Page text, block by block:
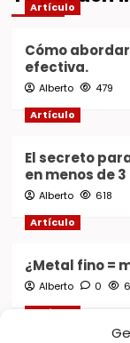
Artículo
Cómo
efectiva.
Alberto
479
Artículo
El secreto
en menos de
Alberto
618
Artículo
¿Metal fino =
Alberto 0
Artículo